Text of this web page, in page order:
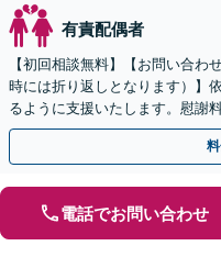
有責配偶者
【初回相談無料】【お問い合わ
時には折り返しとなります）】
るように支援いたします。慰謝
りの点について、最善の解決策
電話でお問い合わせ